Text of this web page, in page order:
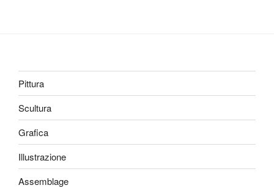
Pittura
Scultura
Grafica
Illustrazione
Assemblage